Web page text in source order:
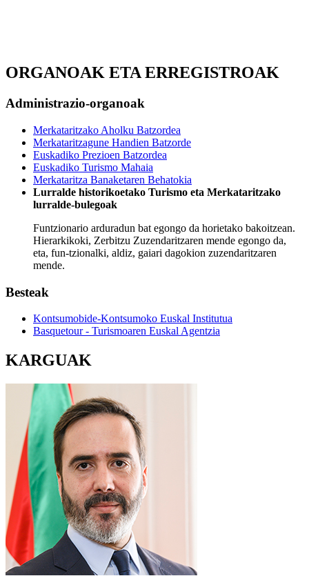
ORGANOAK ETA ERREGISTROAK
Administrazio-organoak
Merkataritzako Aholku Batzordea
Merkataritzagune Handien Batzorde
Euskadiko Prezioen Batzordea
Euskadiko Turismo Mahaia
Merkataritza Banaketaren Behatokia
Lurralde historikoetako Turismo eta Merkataritzako
lurralde-bulegoak
Funtzionario arduradun bat egongo da horietako bakoitzean.
Hierarkikoki, Zerbitzu Zuzendaritzaren mende egongo da,
eta, fun-tzionalki, aldiz, gaiari dagokion zuzendaritzaren
mende.
Besteak
Kontsumobide-Kontsumoko Euskal Institutua
Basquetour - Turismoaren Euskal Agentzia
KARGUAK